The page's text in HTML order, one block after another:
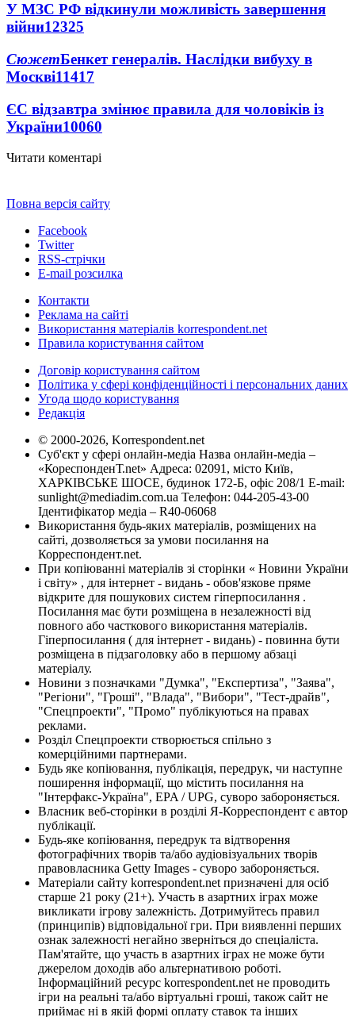
У МЗС РФ відкинули можливість завершення
війни12325
СюжетБенкет генералів. Наслідки вибуху в
Москві11417
ЄС відзавтра змінює правила для чоловіків із
України10060
Читати коментарі
Повна версія сайту
Facebook
Twitter
RSS-стрічки
E-mail розсилка
Контакти
Реклама на сайті
Використання матеріалів korrespondent.net
Правила користування сайтом
Договір користування сайтом
Політика у сфері конфіденційності і персональних даних
Угода щодо користування
Редакція
© 2000-2026, Korrespondent.net
Суб'єкт у сфері онлайн-медіа Назва онлайн-медіа –
«КореспонденТ.net» Адреса: 02091, місто Київ,
ХАРКІВСЬКЕ ШОСЕ, будинок 172-Б, офіс 208/1 E-mail:
sunlight@mediadim.com.ua Телефон: 044-205-43-00
Ідентифікатор медіа – R40-06068
Використання будь-яких матеріалів, розміщених на
сайті, дозволяється за умови посилання на
Корреспондент.net.
При копіюванні матеріалів зі сторінки « Новини України
і світу» , для інтернет - видань - обов'язкове пряме
відкрите для пошукових систем гіперпосилання .
Посилання має бути розміщена в незалежності від
повного або часткового використання матеріалів.
Гіперпосилання ( для інтернет - видань) - повинна бути
розміщена в підзаголовку або в першому абзаці
матеріалу.
Новини з позначками "Думка", "Експертиза", "Заява",
"Регіони", "Гроші", "Влада", "Вибори", "Тест-драйв",
"Спецпроекти", "Промо" публікуються на правах
реклами.
Розділ Спецпроекти створюється спільно з
комерційними партнерами.
Будь яке копіювання, публікація, передрук, чи наступне
поширення інформації, що містить посилання на
"Інтерфакс-Україна", EPA / UPG, суворо забороняється.
Власник веб-сторінки в розділі Я-Корреспондент є автор
публікації.
Будь-яке копіювання, передрук та відтворення
фотографічних творів та/або аудіовізуальних творів
правовласника Getty Images - суворо забороняється.
Матеріали сайту korrespondent.net призначені для осіб
старше 21 року (21+). Участь в азартних іграх може
викликати ігрову залежність. Дотримуйтесь правил
(принципів) відповідальної гри. При виявленні перших
ознак залежності негайно зверніться до спеціаліста.
Пам'ятайте, що участь в азартних іграх не може бути
джерелом доходів або альтернативою роботі.
Інформаційний ресурс korrespondent.net не проводить
ігри на реальні та/або віртуальні гроші, також сайт не
приймає ні в якій формі оплату ставок та інших